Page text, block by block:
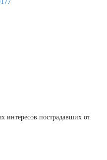
интересов пострадавших от